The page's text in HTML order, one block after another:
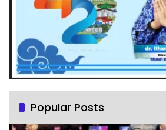
Popular Posts